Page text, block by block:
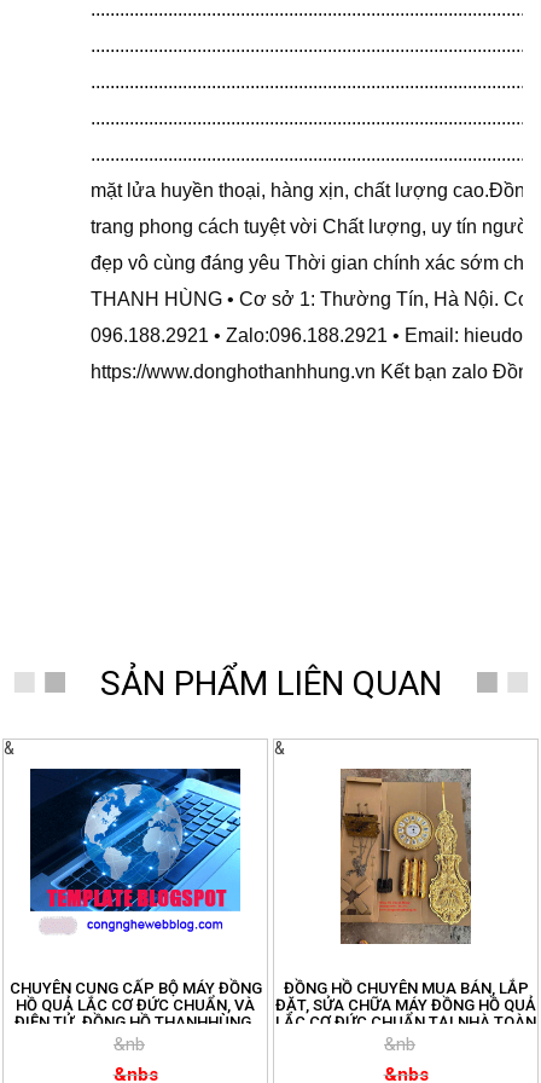
mặt lửa huyền thoại, hàng xịn, chất lượng
trang phong cách tuyệt vời Chất lượng, uy tín
đẹp vô cùng đáng yêu Thời gian chính xác sớm
THANH HÙNG • Cơ sở 1: Thường Tín, Hà Nội.
096.188.2921 • Zalo:096.188.2921 • Email:
https://www.donghothanhhung.vn Kết bạn zalo
SẢN PHẨM LIÊN QUAN
&
CHUYÊN CUNG CẤP BỘ MÁY ĐỒNG
HỒ QUẢ LẮC CƠ ĐỨC CHUẨN, VÀ
ĐIỆN TỬ. ĐỒNG HỒ THANHHÙNG.
ĐT: 096.188.2921
&nb
&nbs
&
ĐỒNG HỒ CHUYÊN MUA BÁN, LẮP
ĐẶT, SỬA CHỮA MÁY ĐỒNG HỒ QUẢ
LẮC CƠ ĐỨC CHUẨN TẠI NHÀ TOÀN
QUỐC. ĐT:096.188.2921
&nb
&nbs